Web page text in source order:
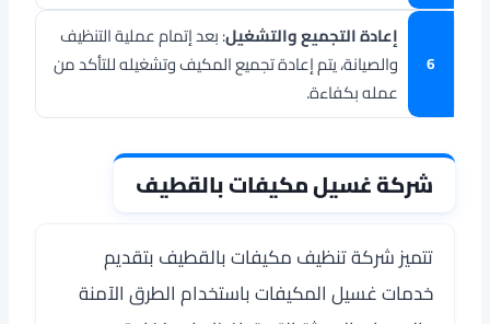
إعادة التجميع والتشغيل: بعد إتمام عملية التنظيف
والصيانة، يتم إعادة تجميع المكيف وتشغيله للتأكد من
عمله بكفاءة.
شركة غسيل مكيفات بالقطيف
تتميز شركة تنظيف مكيفات بالقطيف بتقديم
خدمات غسيل المكيفات باستخدام الطرق الآمنة